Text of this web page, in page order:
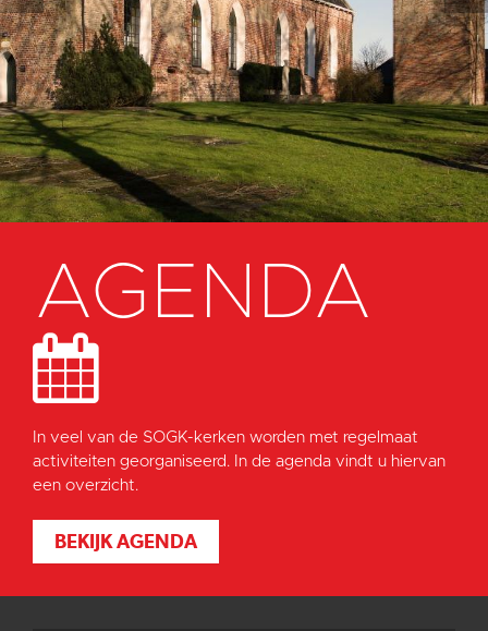
AGENDA
In veel van de SOGK-kerken worden met regelmaat
activiteiten georganiseerd. In de agenda vindt u hiervan
een overzicht.
BEKIJK AGENDA